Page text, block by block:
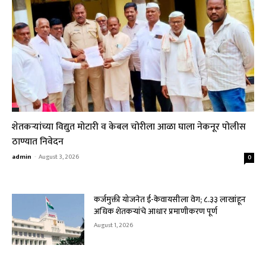
शेतकऱ्यांच्या विद्युत मोटारी व केबल चोरीला आळा घाला नेकनूर पोलीस
ठाण्यात निवेदन
admin - August 3, 2026 0
कर्जमुक्ती योजनेत ई-केवायसीला वेग; ८.३३ लाखांहून
अधिक शेतकऱ्यांचे आधार प्रमाणीकरण पूर्ण
August 1, 2026